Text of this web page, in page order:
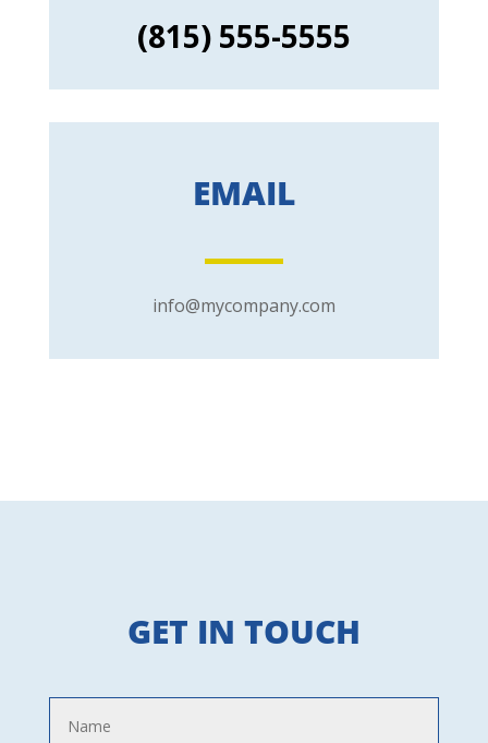
(815) 555-5555
EMAIL
info@mycompany.com
GET IN TOUCH